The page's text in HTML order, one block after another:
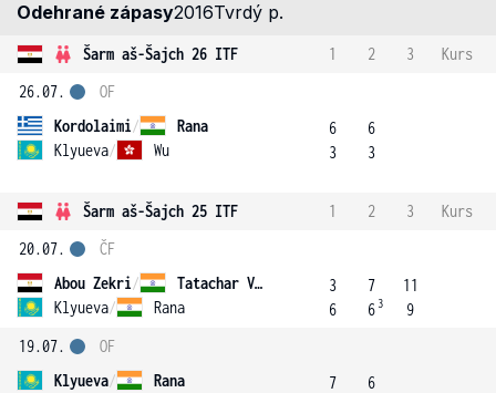
Odehrané zápasy2016Tvrdý p.
Šarm aš-Šajch 26 ITF 1 2 3
Kurs
26.07.
Kordolaimi/
Rana
Klyueva/ Wu
OF
6
3
6
3
Šarm aš-Šajch 25 ITF 1 2 3
Kurs
20.07.
Abou Zekri/
Tatachar Venugopal
Klyueva/ Rana
ČF
3
6
7
6 3
11
9
19.07.
Klyueva/
Rana
OF
7
6